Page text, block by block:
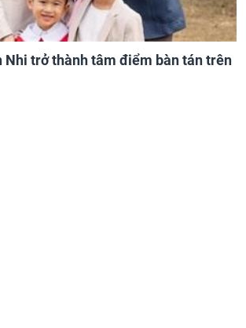
Nhi trở thành tâm điểm bàn tán trên